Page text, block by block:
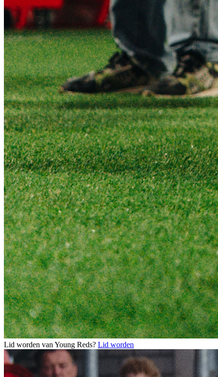
Lid worden van Young Reds? Lid worden